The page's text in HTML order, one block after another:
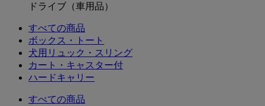
ドライブ（車用品）
すべての商品
ボックス・トート
犬用リュック・スリング
カート・キャスター付
ハードキャリー
すべての商品